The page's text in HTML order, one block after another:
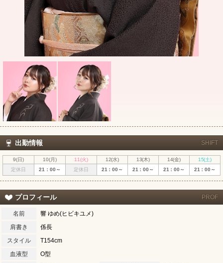
出勤情報 SHIFT
9(日) 10(月) 11(火) 12(水) 13(木) 14(金)
15(土)
定休日
21：00～ 定休日 21：00～ 21：00～ 21：00～ 21：00～
プロフィール PROF
名前
響 ゆめ(ヒビキユメ)
肩書き
係長
スタイル
T154cm
血液型
O型